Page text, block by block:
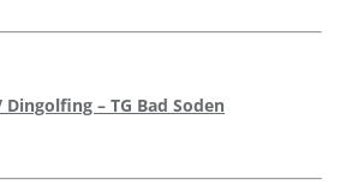
Dingolfing – TG Bad Soden